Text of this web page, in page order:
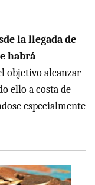
la llegada de
habrá
objetivo alcanzar
ello a costa de
especialmente